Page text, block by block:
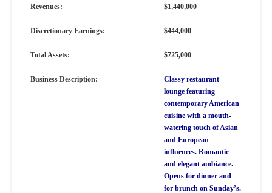
Revenues: $1,440,000
Discretionary Earnings: $444,000
Total Assets: $725,000
Business Description:
Classy restaurant-
lounge featuring
contemporary American
cuisine with a mouth-
watering touch of Asian
and European
influences. Romantic
and elegant ambiance.
Opens for dinner and
for brunch on Sunday’s.